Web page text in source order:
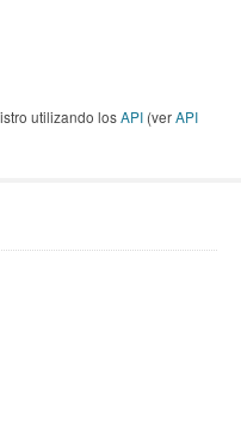
utilizando losAPI (verAPI